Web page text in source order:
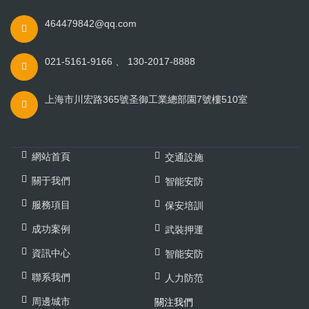
464479842@qq.com
021-5161-9166 、 130-2017-8888
上海市川宏路365號圣御工業總部園7號樓510室
網站首頁
關于我們
服務項目
成功案例
資訊中心
聯系我們
周邊城市
交通設施
智能安防
保安培訓
武裝押運
智能安防
人力防范
關注我們